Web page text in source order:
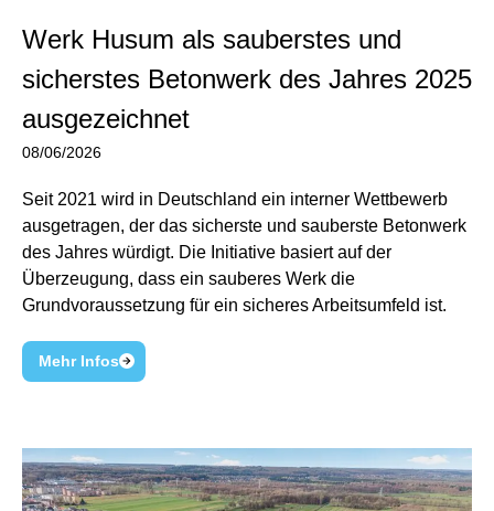
Werk Husum als sauberstes und
sicherstes Betonwerk des Jahres 2025
ausgezeichnet
08/06/2026
Seit 2021 wird in Deutschland ein interner Wettbewerb
ausgetragen, der das sicherste und sauberste Betonwerk
des Jahres würdigt. Die Initiative basiert auf der
Überzeugung, dass ein sauberes Werk die
Grundvoraussetzung für ein sicheres Arbeitsumfeld ist.
Mehr Infos